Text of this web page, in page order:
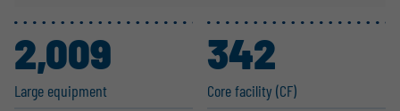
Large equipment
2,009
Core facility (CF)
342